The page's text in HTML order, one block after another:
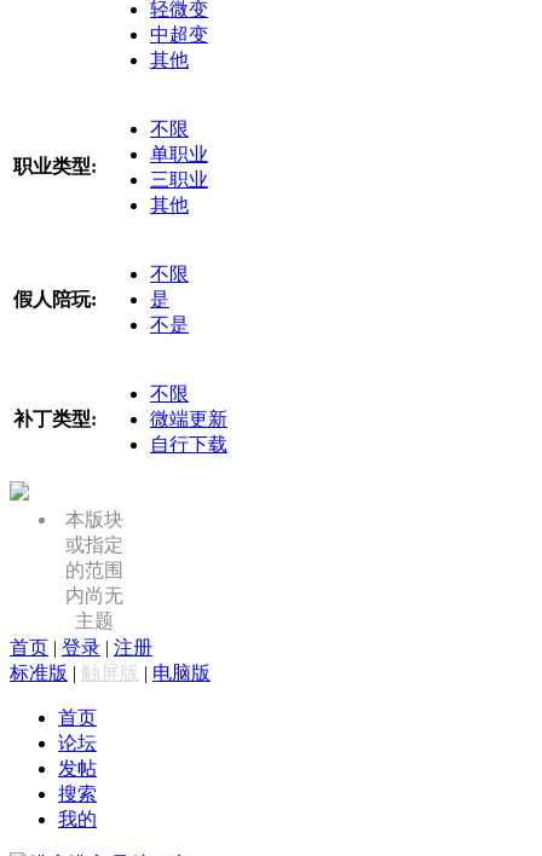
轻微变
中超变
其他
职业类型:
不限
单职业
三职业
其他
假人陪玩:
不限
是
不是
补丁类型:
不限
微端更新
自行下载
本版块
或指定
的范围
内尚无
主题
首页 | 登录 | 注册
标准版 | 触屏版 | 电脑版
首页
论坛
发帖
搜索
我的